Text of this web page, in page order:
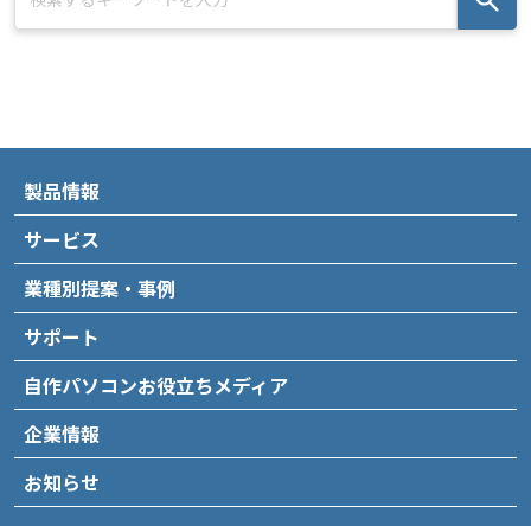
製品情報
サービス
業種別提案・事例
サポート
自作パソコンお役立ちメディア
企業情報
お知らせ